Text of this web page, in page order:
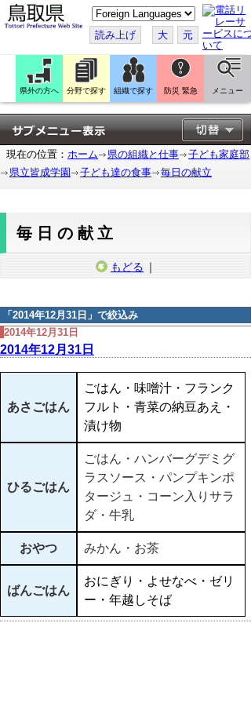
こ
の
ペ
ー
ジ
翻
訳
す
る
読み上げ 大 元
県外の方へ 分野で探す 組織で探す 防災 緊急 メニュー
現在の位置： ホーム 県の組織と仕事
子ども家庭部
県立皆成学園
子ども達の食事 毎日の献立
毎日の献立
もどる ｜
「 2014年12月31日 」で絞込み
2014年12月31日
2014年12月31日
あさごはん
ごはん・味噌汁・フランク
フルト・青菜の納豆あえ・
漬け物
ひるごはん
ごはん・ハンバーグデミグ
ラスソース・パンプキンポ
タージュ・コーン入りサラ
ダ・牛乳
おやつ みかん・お茶
ばんごはん
おにぎり・よせなべ・ゼリ
ー・年越しそば